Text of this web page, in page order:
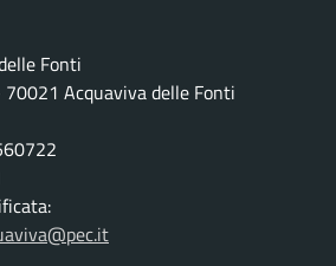
Fonti
Acquaviva delle Fonti